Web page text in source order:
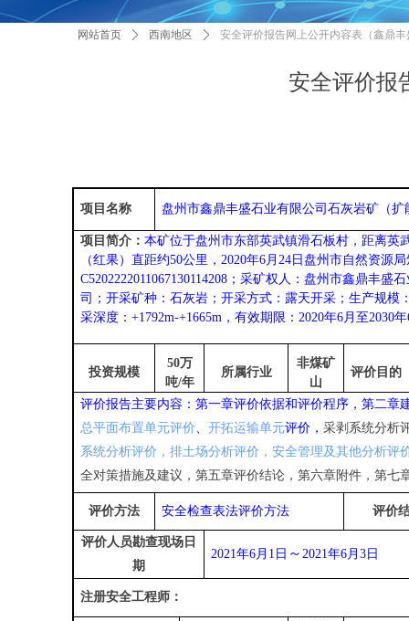
安全评价报
网站首页 ꄲ 西南地区 ꄲ 安全评价报告网上公开内容表（鑫鼎
项目名称 盘州市鑫鼎丰盛石业有限公司石灰岩矿（
项目简介：本矿位于盘州市东部英武镇滑石板村，距离英
（红果）直距约50公里，2020年6月24日盘州市自然资源
C5202222011067130114208；采矿权人：盘州市鑫鼎丰盛
司；开采矿种：石灰岩；开采方式：露天开采；生产规模
采深度：+1792m-+1665m，有效期限：2020年6月至2030
投资规模
50万
吨/年
所属行业
非煤矿
山
评价目的
评价报告主要内容：第一章评价依据和评价程序 ，第二章
总平面布置单元评价、开拓运输单元评价 ，采剥系统分析
系统分析评价，排土场分析评价，安全管理及其他分析评
全对策措施及建议 ，第五章评价结论 ，第六章附件，第七
评价方法 安全检查表法评价方法 评价
评价人员勘查现场日
期
2021年6月 1 日 ～ 2021年6月3 日
注册安全工程师：